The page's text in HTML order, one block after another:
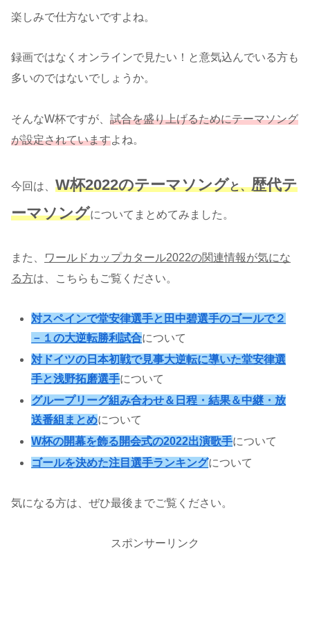
楽しみで仕方ないですよね。
録画ではなくオンラインで見たい！と意気込んでいる方も
多いのではないでしょうか。
そんなW杯ですが、 試合を盛り上げるためにテーマソング
が設定されていますよね。
今回は、 W杯2022のテーマソングと、歴代テ
ーマソングについてまとめてみました。
また、
ワールドカップカタール2022の関連情報が気にな
る方は、こちらもご覧ください。
対スペインで堂安律選手と田中碧選手のゴールで２
－１の大逆転勝利試合について
対ドイツの日本初戦で見事大逆転に導いた堂安律選
手と浅野拓磨選手について
グループリーグ組み合わせ＆日程・結果＆中継・放
送番組まとめについて
W杯の開幕を飾る開会式の2022出演歌手について
ゴールを決めた注目選手ランキングについて
気になる方は、ぜひ最後までご覧ください。
スポンサーリンク